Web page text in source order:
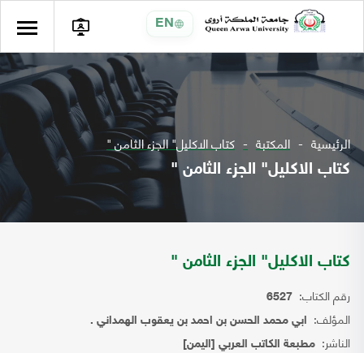
EN
الرئيسية المكتبة كتاب الاكليل" الجزء الثامن "
كتاب الاكليل" الجزء الثامن "
كتاب الاكليل" الجزء الثامن "
رقم الكتاب: 6527
المؤلف: ابي محمد الحسن بن احمد بن يعقوب الهمداني .
الناشر: مطبعة الكاتب العربي [اليمن]